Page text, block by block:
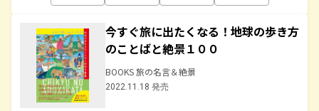
今すぐ旅に出たくなる！地球の歩き方
のことばと絶景１００
BOOKS 旅の名言＆絶景
2022.11.18 発売